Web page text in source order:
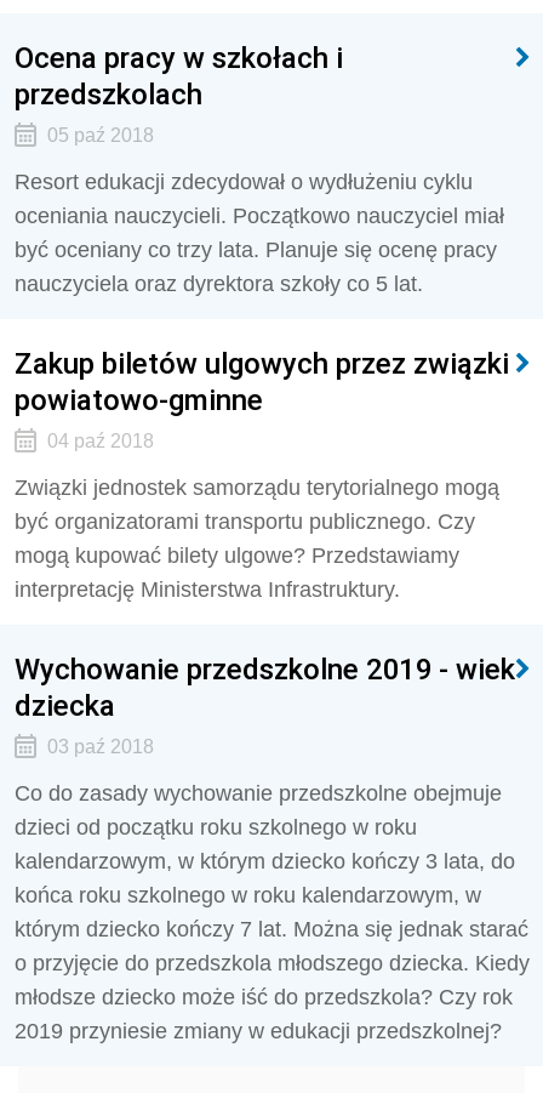
Ocena pracy w szkołach i
przedszkolach
05 paź 2018
Resort edukacji zdecydował o wydłużeniu cyklu
oceniania nauczycieli. Początkowo nauczyciel miał
być oceniany co trzy lata. Planuje się ocenę pracy
nauczyciela oraz dyrektora szkoły co 5 lat.
Zakup biletów ulgowych przez związki
powiatowo-gminne
04 paź 2018
Związki jednostek samorządu terytorialnego mogą
być organizatorami transportu publicznego. Czy
mogą kupować bilety ulgowe? Przedstawiamy
interpretację Ministerstwa Infrastruktury.
Wychowanie przedszkolne 2019 - wiek
dziecka
03 paź 2018
Co do zasady wychowanie przedszkolne obejmuje
dzieci od początku roku szkolnego w roku
kalendarzowym, w którym dziecko kończy 3 lata, do
końca roku szkolnego w roku kalendarzowym, w
którym dziecko kończy 7 lat. Można się jednak starać
o przyjęcie do przedszkola młodszego dziecka. Kiedy
młodsze dziecko może iść do przedszkola? Czy rok
2019 przyniesie zmiany w edukacji przedszkolnej?